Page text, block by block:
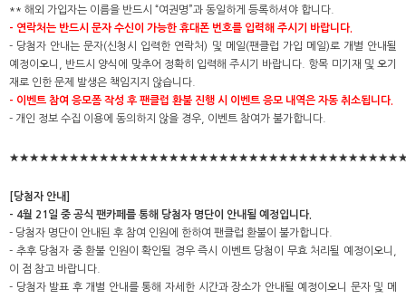
** 해외 가입자는 이름을 반드시 “여권명”과 동일하게 등록하셔야 합니다.
- 연락처는 반드시 문자 수신이 가능한 휴대폰 번호를 입력해 주시기 바랍니다.
- 당첨자 안내는 문자(신청시 입력한 연락처) 및 메일(팬클럽 가입 메일)로 개별 안내될
예정이오니, 반드시 양식에 맞추어 정확히 입력해 주시기 바랍니다. 항목 미기재 및 오기
재로 인한 문제 발생은 책임지지 않습니다.
- 이벤트 참여 응모폼 작성 후 팬클럽 환불 진행 시 이벤트 응모 내역은 자동 취소됩니다.
- 개인 정보 수집 이용에 동의하지 않을 경우, 이벤트 참여가 불가합니다.
[당첨자 안내]
- 4월 21일 중 공식 팬카페를 통해 당첨자 명단이 안내될 예정입니다.
- 당첨자 명단이 안내된 후 참여 인원에 한하여 팬클럽 환불이 불가합니다.
- 추후 당첨자 중 환불 인원이 확인될 경우 즉시 이벤트 당첨이 무효 처리될 예정이오니,
이 점 참고 바랍니다.
- 당첨자 발표 후 개별 안내를 통해 자세한 시간과 장소가 안내될 예정이오니 문자 및 메